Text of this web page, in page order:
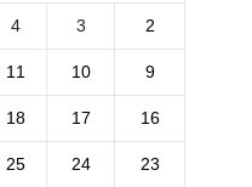
2
3
4
9
10
11
16
17
18
23
24
25